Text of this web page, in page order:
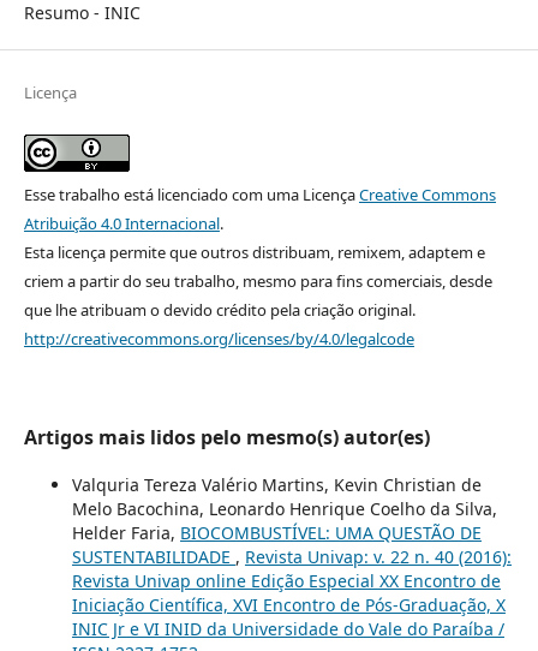
Resumo - INIC
Licença
Esse trabalho está licenciado com uma LicençaCreative Commons
Atribuição 4.0 Internacional.
Esta licença permite que outros distribuam, remixem, adaptem e
criem a partir do seu trabalho, mesmo para fins comerciais, desde
que lhe atribuam o devido crédito pela criação original.
http://creativecommons.org/licenses/by/4.0/legalcode
Artigos mais lidos pelo mesmo(s) autor(es)
Valquria Tereza Valério Martins, Kevin Christian de
Melo Bacochina, Leonardo Henrique Coelho da Silva,
Helder Faria, BIOCOMBUSTÍVEL: UMA QUESTÃO DE
SUSTENTABILIDADE , Revista Univap: v. 22 n. 40 (2016):
Revista Univap online Edição Especial XX Encontro de
Iniciação Científica, XVI Encontro de Pós-Graduação, X
INIC Jr e VI INID da Universidade do Vale do Paraíba /